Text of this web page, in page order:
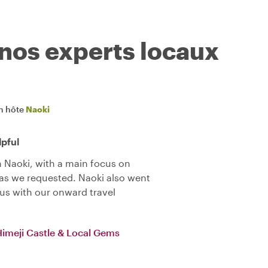
experts locaux
hôte Naoki
Naoki, with a main focus on
we requested. Naoki also went
with our onward travel
Castle & Local Gems